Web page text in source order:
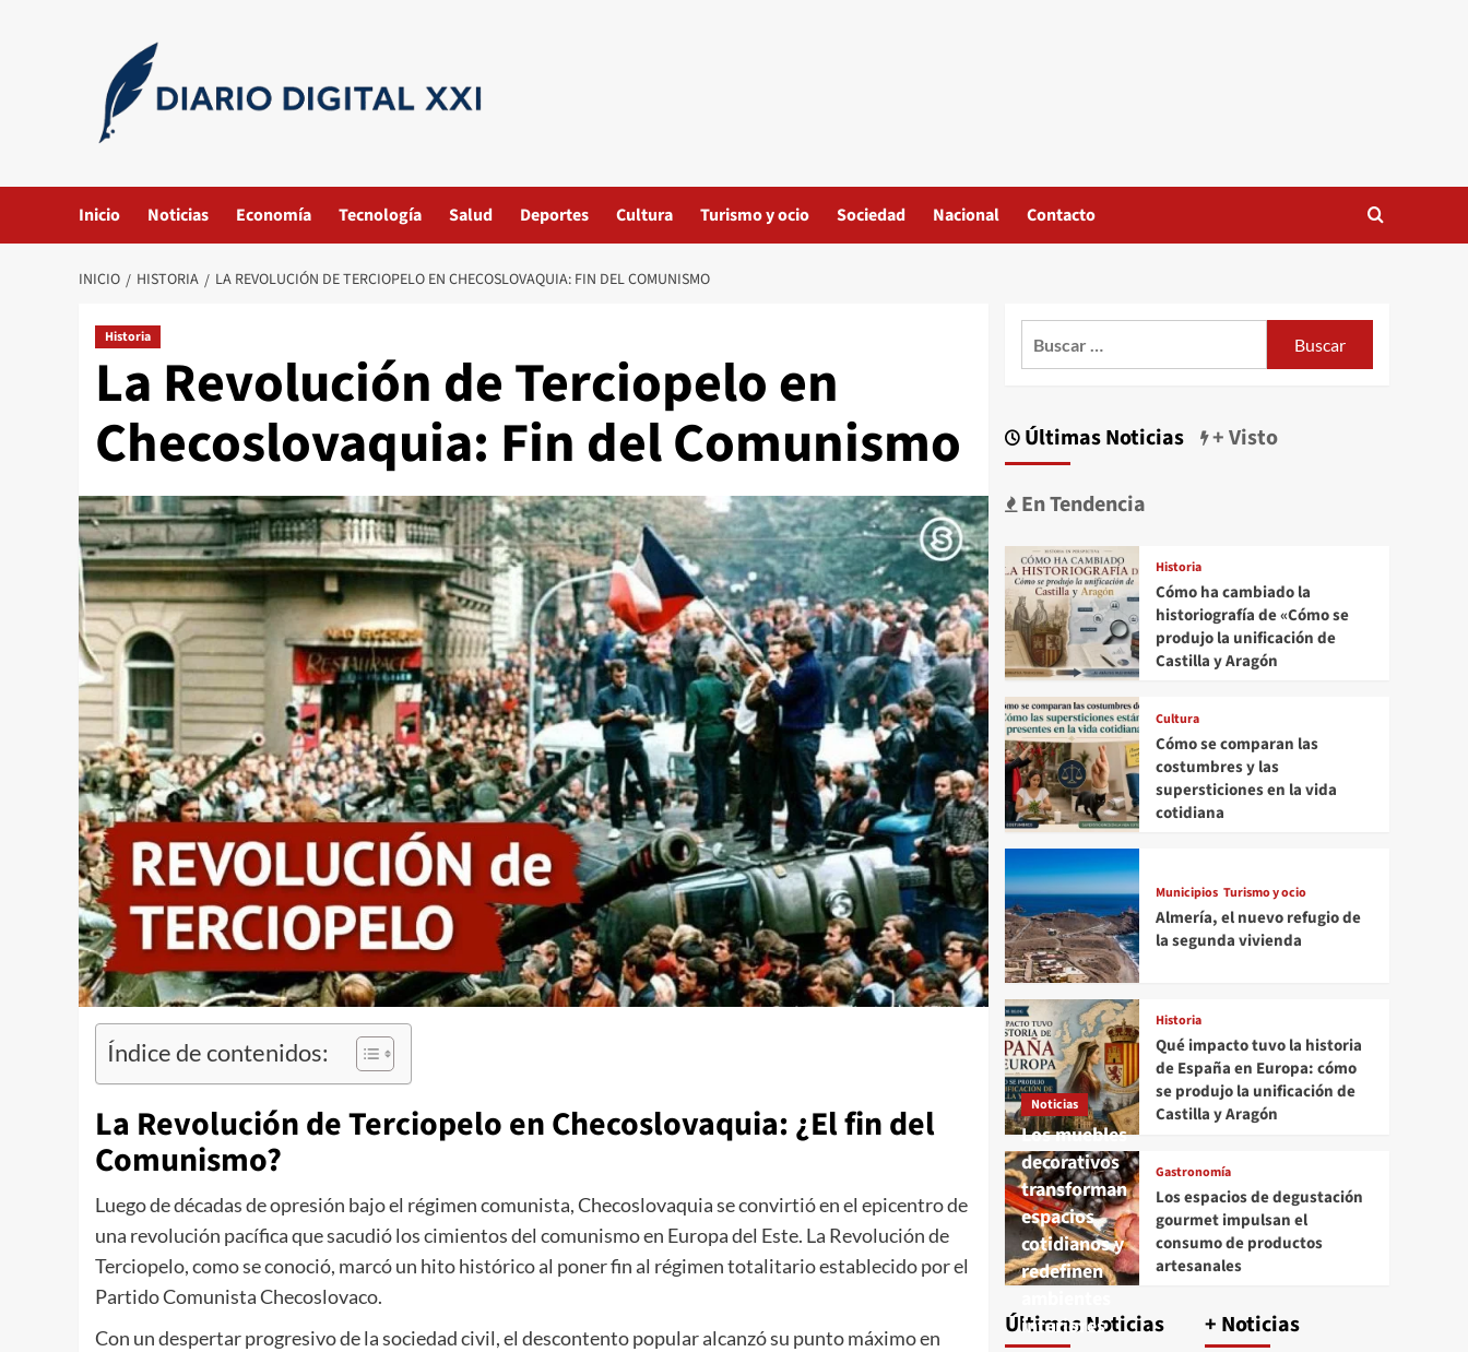
Inicio Noticias Economía Tecnología Salud Deportes Cultura Turismo y ocio Sociedad Nacional Contacto
INICIO HISTORIA LA REVOLUCIÓN DE TERCIOPELO EN CHECOSLOVAQUIA: FIN DEL COMUNISMO
Historia
La Revolución de Terciopelo en
Checoslovaquia: Fin del Comunismo
Índice de contenidos:
La Revolución de Terciopelo en Checoslovaquia: ¿El fin del
Comunismo?
Luego de décadas de opresión bajo el régimen comunista, Checoslovaquia se convirtió en el epicentro de
una revolución pacífica que sacudió los cimientos del comunismo en Europa del Este. La Revolución de
Terciopelo, como se conoció, marcó un hito histórico al poner fin al régimen totalitario establecido por el
Partido Comunista Checoslovaco.
Con un despertar progresivo de la sociedad civil, el descontento popular alcanzó su punto máximo en
Últimas Noticias + Visto
En Tendencia
Historia
Cómo ha cambiado la
historiografía de «Cómo se
produjo la unificación de
Castilla y Aragón
Cultura
Cómo se comparan las
costumbres y las
supersticiones en la vida
cotidiana
Municipios Turismo y ocio
Almería, el nuevo refugio de
la segunda vivienda
Historia
Qué impacto tuvo la historia
de España en Europa: cómo
se produjo la unificación de
Castilla y Aragón
Gastronomía
Los espacios de degustación
gourmet impulsan el
consumo de productos
artesanales
Últimas Noticias
Noticias
Los muebles
decorativos
transforman
espacios
cotidianos y
redefinen
interiores
+ Noticias